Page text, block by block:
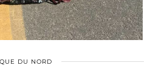
DU NORD